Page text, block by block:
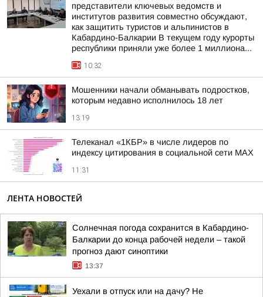
представители ключевых ведомств и
институтов развития совместно обсуждают,
как защитить туристов и альпинистов в
Кабардино-Балкарии В текущем году курорты
республики приняли уже более 1 миллиона...
10:32
Мошенники начали обманывать подростков,
которым недавно исполнилось 18 лет
13:19
Телеканал «1КБР» в числе лидеров по
индексу цитирования в социальной сети MAX
11:31
ЛЕНТА НОВОСТЕЙ
Солнечная погода сохранится в Кабардино-
Балкарии до конца рабочей недели – такой
прогноз дают синоптики
13:37
Уехали в отпуск или на дачу? Не